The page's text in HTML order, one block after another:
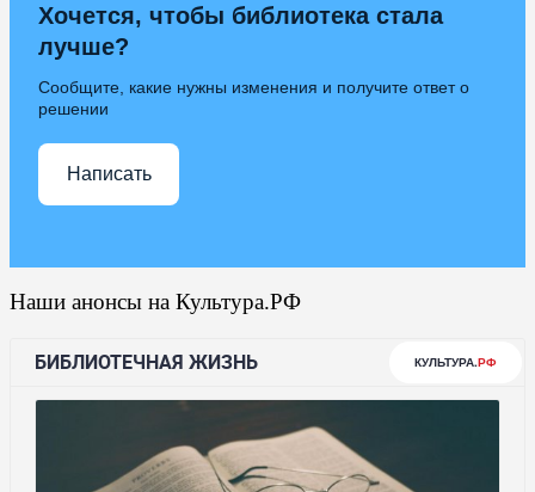
Хочется, чтобы библиотека стала
лучше?
Сообщите, какие нужны изменения и получите ответ о
решении
Написать
Наши анонсы на Культура.РФ